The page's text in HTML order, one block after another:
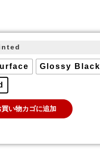
Glossy Black
買い物カゴに追加